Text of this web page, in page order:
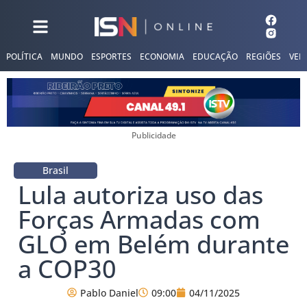
POLÍTICA MUNDO ESPORTES ECONOMIA EDUCAÇÃO REGIÕES
Publicidade
Brasil
Lula autoriza uso das
Forças Armadas com
GLO em Belém durante
a COP30
Pablo Daniel 09:00 04/11/2025